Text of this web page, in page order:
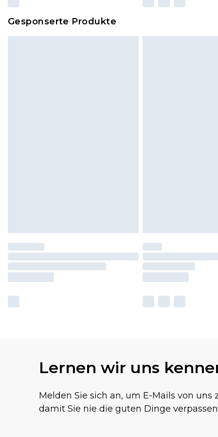
Gesponserte Produkte
Lernen wir uns
Melden Sie sich an, um E-Mails von uns
damit Sie nie die guten Dinge